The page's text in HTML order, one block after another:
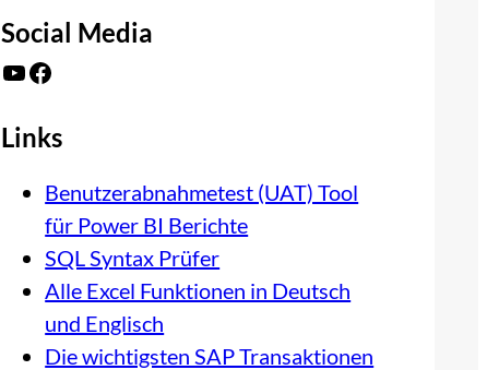
Social Media
YouTube Facebook
Links
Benutzerabnahmetest (UAT) Tool
für Power BI Berichte
SQL Syntax Prüfer
Alle Excel Funktionen in Deutsch
und Englisch
Die wichtigsten SAP Transaktionen